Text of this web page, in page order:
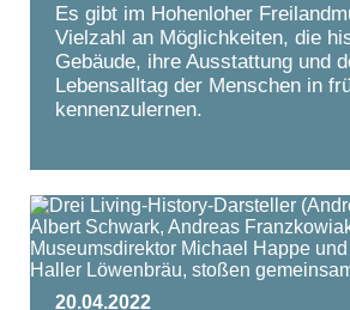
Es gibt im Hohenloher
Vielzahl an Möglichkeiten, die
Gebäude, ihre Ausstattung und
Lebensalltag der Menschen in
kennenzulernen.
20.04.2022